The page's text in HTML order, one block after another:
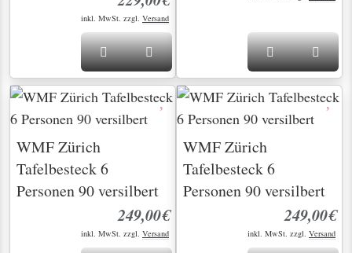
inkl. MwSt. zzgl. Versand
WMF Zürich
Tafelbesteck 6
Personen 90 versilbert
249,00€
inkl. MwSt. zzgl. Versand
WMF Zürich
Tafelbesteck 6
Personen 90 versilbert
249,00€
inkl. MwSt. zzgl. Versand